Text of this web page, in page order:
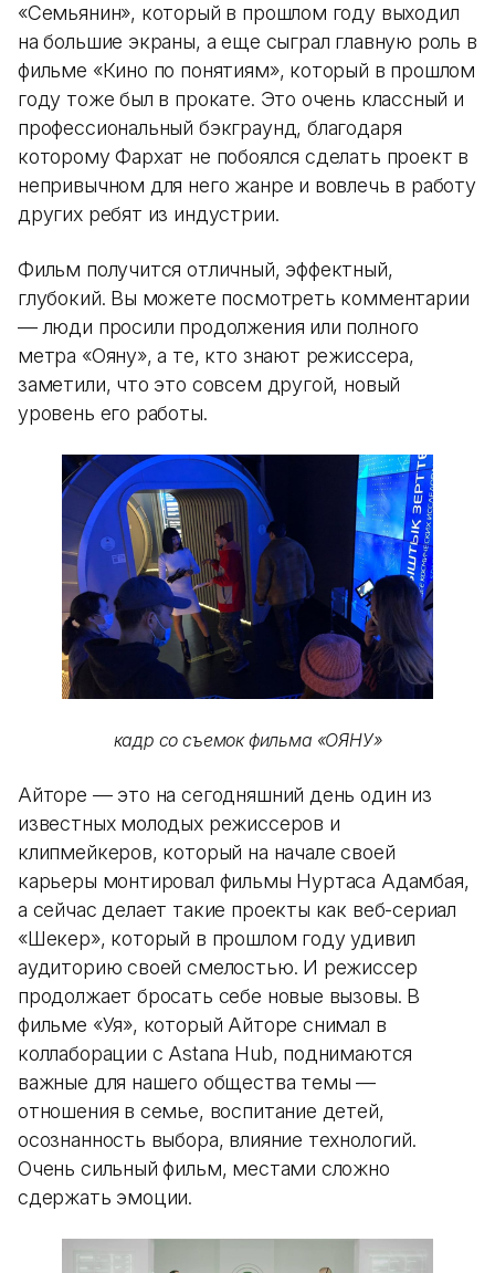
«Семьянин», который в прошлом году выходил
на большие экраны, а еще сыграл главную роль в
фильме «Кино по понятиям», который в прошлом
году тоже был в прокате. Это очень классный и
профессиональный бэкграунд, благодаря
которому Фархат не побоялся сделать проект в
непривычном для него жанре и вовлечь в работу
других ребят из индустрии.
Фильм получится отличный, эффектный,
глубокий. Вы можете посмотреть комментарии
— люди просили продолжения или полного
метра «Ояну», а те, кто знают режиссера,
заметили, что это совсем другой, новый
уровень его работы.
кадр со съемок фильма «ОЯНУ»
Айторе — это на сегодняшний день один из
известных молодых режиссеров и
клипмейкеров, который на начале своей
карьеры монтировал фильмы Нуртаса Адамбая,
а сейчас делает такие проекты как веб-сериал
«Шекер», который в прошлом году удивил
аудиторию своей смелостью. И режиссер
продолжает бросать себе новые вызовы. В
фильме «Уя», который Айторе снимал в
коллаборации с Astana Hub, поднимаются
важные для нашего общества темы —
отношения в семье, воспитание детей,
осознанность выбора, влияние технологий.
Очень сильный фильм, местами сложно
сдержать эмоции.